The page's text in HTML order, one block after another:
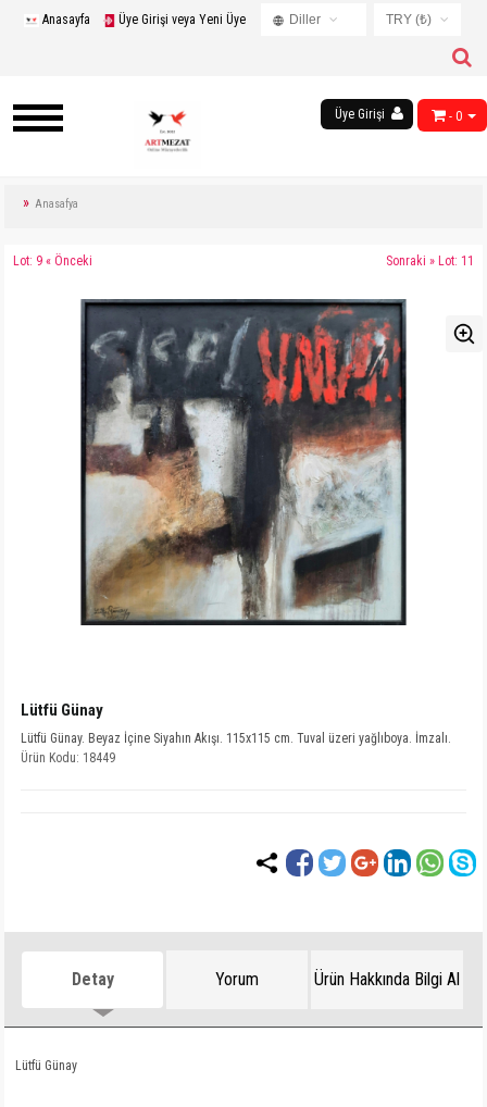
TRY (₺)
TRY (₺)
Diller
Russian
Anasayfa Üye Girişi veya Yeni Üye
- 0
Üye Girişi
Anasafya
Lot: 9 « Önceki Sonraki » Lot: 11
Lütfü Günay
Lütfü Günay. Beyaz İçine Siyahın Akışı. 115x115 cm. Tuval üzeri yağlıboya. İmzalı.
Ürün Kodu: 18449
Detay Yorum Ürün Hakkında Bilgi Al
Lütfü Günay